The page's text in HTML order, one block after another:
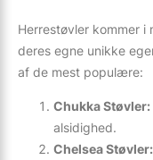
Herrestøvler kommer i
deres egne unikke
af de mest populære:
Chukka Støvler:
alsidighed.
Chelsea Støvler: